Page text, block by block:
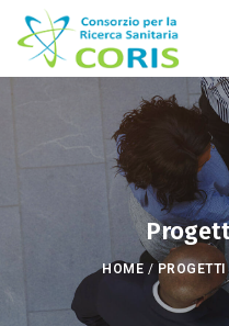
HOME / PROGETTI